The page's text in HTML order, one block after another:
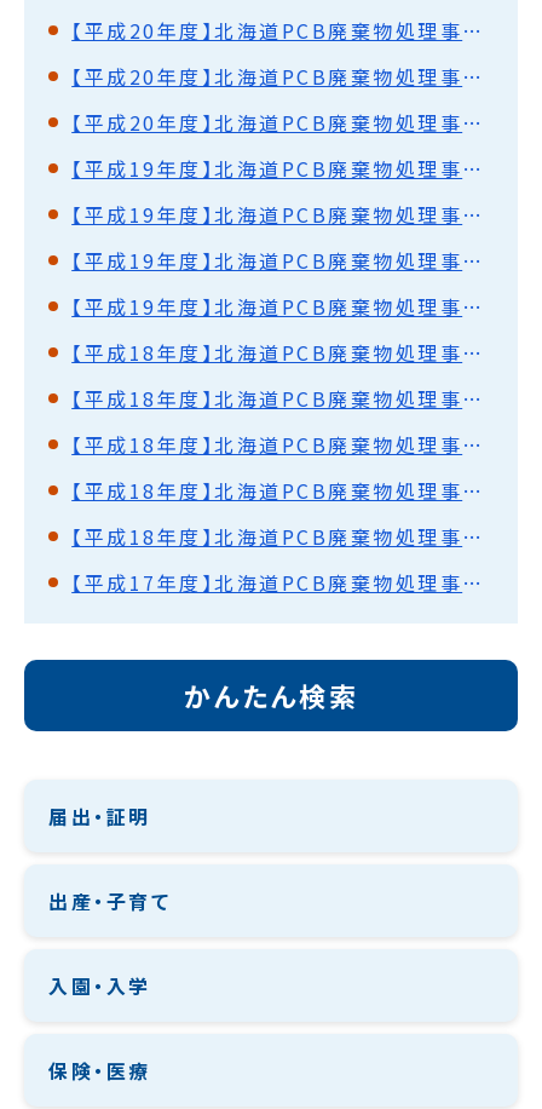
【平成20年度】北海道PCB廃棄物処理事業監視円卓会議（第13回）開催結果概要
【平成20年度】北海道PCB廃棄物処理事業監視円卓会議（第12回）開催結果概要
【平成20年度】北海道PCB廃棄物処理事業監視円卓会議（第11回）開催結果概要
【平成19年度】北海道PCB廃棄物処理事業監視円卓会議（第10回）開催結果概要
【平成19年度】北海道PCB廃棄物処理事業監視円卓会議（第9回）開催結果概要
【平成19年度】北海道PCB廃棄物処理事業監視円卓会議（第8回）開催結果概要
【平成19年度】北海道PCB廃棄物処理事業監視円卓会議（第7回）開催結果概要
【平成18年度】北海道PCB廃棄物処理事業監視円卓会議（第6回）開催結果概要
【平成18年度】北海道PCB廃棄物処理事業監視円卓会議（第5回）開催結果概要
【平成18年度】北海道PCB廃棄物処理事業監視円卓会議（第4回）開催結果概要
【平成18年度】北海道PCB廃棄物処理事業監視円卓会議（第3回）開催結果概要
【平成18年度】北海道PCB廃棄物処理事業監視円卓会議（第2回）開催結果概要
【平成17年度】北海道PCB廃棄物処理事業監視円卓会議（第1回）開催結果概要
かんたん検索
届出・証明
出産・子育て
入園・入学
保険・医療